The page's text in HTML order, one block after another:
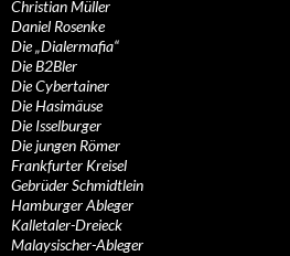
Christian Müller
Daniel Rosenke
Die „Dialermafia“
Die B2Bler
Die Cybertainer
Die Hasimäuse
Die Isselburger
Die jungen Römer
Frankfurter Kreisel
Gebrüder Schmidtlein
Hamburger Ableger
Kalletaler-Dreieck
Malaysischer-Ableger